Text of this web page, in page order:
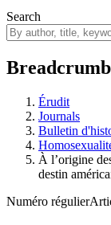
Search
Breadcrumb
Érudit
Journals
Bulletin
À l’origine
destin
Numéro régulier